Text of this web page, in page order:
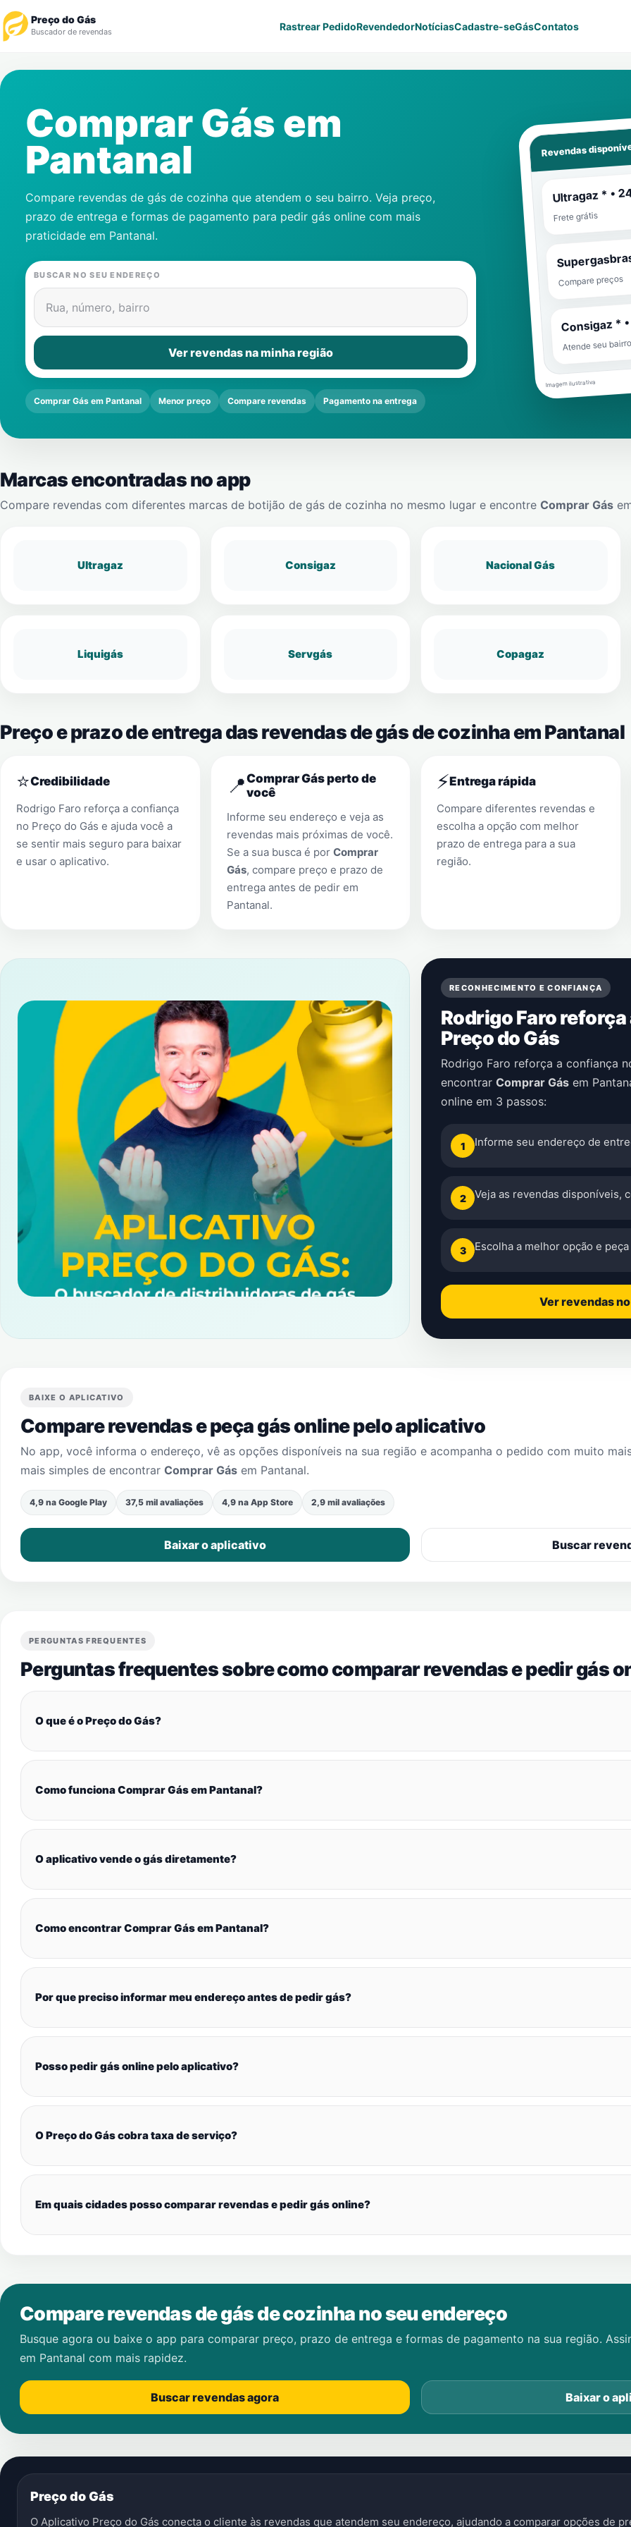
Preço do Gás
Buscador de revendas Rastrear PedidoRevendedorNotíciasCadastre-seGásContatos
Revendedor
Notícias
Gás
Contatos
Comprar Gás em
Pantanal
Compare revendas de gás de cozinha que atendem o seu bairro. Veja preço,
prazo de entrega e formas de pagamento para pedir gás online com mais
praticidade em Pantanal.
BUSCAR NO SEU ENDEREÇO
Rua, número, bairro
Ver revendas na minha região
Comprar Gás em Pantanal Menor preço Compare revendas Pagamento na entrega
Revendas
Ultragaz * •
Frete grátis
Compare preços
Consigaz *
Atende seu
Imagem ilustrativa
Marcas encontradas no app
Compare revendas com diferentes marcas de botijão de gás de cozinha no mesmo lugar e encontre Comprar Gás
Ultragaz Consigaz Nacional Gás
Liquigás Servgás Copagaz
Preço e prazo de entrega das revendas de gás de cozinha em Pantanal
⭐Credibilidade
Rodrigo Faro reforça a confiança
no Preço do Gás e ajuda você a
se sentir mais seguro para baixar
e usar o aplicativo.
📍Comprar Gás perto de
você
Informe seu endereço e veja as
revendas mais próximas de você.
Se a sua busca é por Comprar
Gás, compare preço e prazo de
entrega antes de pedir em
Pantanal.
⚡Entrega rápida
Compare diferentes revendas e
escolha a opção com melhor
prazo de entrega para a sua
região.
RECONHECIMENTO E CONFIANÇA
Rodrigo Faro
Preço do Gás
Rodrigo Faro reforça a confiança
encontrar Comprar Gás em
online em 3 passos:
1 Informe seu endereço de
2 Veja as revendas disponíveis,
3 Escolha a melhor opção e
Ver revendas
BAIXE O APLICATIVO
Compare revendas e peça gás online pelo aplicativo
No app, você informa o endereço, vê as opções disponíveis na sua região e acompanha o pedido com muito
mais simples de encontrar Comprar Gás em Pantanal.
4,9 na Google Play 37,5 mil avaliações 4,9 na App Store 2,9 mil avaliações
Baixar o aplicativo Buscar
PERGUNTAS FREQUENTES
Perguntas frequentes sobre como comparar revendas e pedir gás
O que é o Preço do Gás?
Como funciona Comprar Gás em Pantanal?
O aplicativo vende o gás diretamente?
Como encontrar Comprar Gás em Pantanal?
Por que preciso informar meu endereço antes de pedir gás?
Posso pedir gás online pelo aplicativo?
O Preço do Gás cobra taxa de serviço?
Em quais cidades posso comparar revendas e pedir gás online?
Compare revendas de gás de cozinha no seu endereço
Busque agora ou baixe o app para comparar preço, prazo de entrega e formas de pagamento na sua região.
em Pantanal com mais rapidez.
Buscar revendas agora Baixar o
Preço do Gás
O Aplicativo Preço do Gás conecta o cliente às revendas que atendem seu endereço, ajudando a comparar opções de